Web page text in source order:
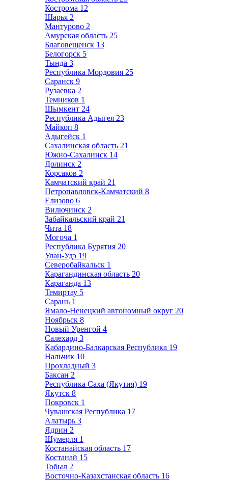
Кострома 12
Шарья 2
Мантурово 2
Амурская область 25
Благовещенск 13
Белогорск 5
Тында 3
Республика Мордовия 25
Саранск 9
Рузаевка 2
Темников 1
Шымкент 24
Республика Адыгея 23
Майкоп 8
Адыгейск 1
Сахалинская область 21
Южно-Сахалинск 14
Долинск 2
Корсаков 2
Камчатский край 21
Петропавловск-Камчатский 8
Елизово 6
Вилючинск 2
Забайкальский край 21
Чита 18
Могоча 1
Республика Бурятия 20
Улан-Удэ 19
Северобайкальск 1
Карагандинская область 20
Караганда 13
Темиртау 5
Сарань 1
Ямало-Ненецкий автономный округ 20
Ноябрьск 8
Новый Уренгой 4
Салехард 3
Кабардино-Балкарская Республика 19
Нальчик 10
Прохладный 3
Баксан 2
Республика Саха (Якутия) 19
Якутск 8
Покровск 1
Чувашская Республика 17
Алатырь 3
Ядрин 2
Шумерля 1
Костанайская область 17
Костанай 15
Тобыл 2
Восточно-Казахстанская область 16